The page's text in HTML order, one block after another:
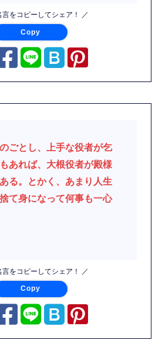
言をコピーしてシェア！ ／
Copy
ごとし、上手な役者が乞
あれば、大根役者が殿様
る。とかく、あまり人生
て身になって何事も一心
言をコピーしてシェア！ ／
Copy